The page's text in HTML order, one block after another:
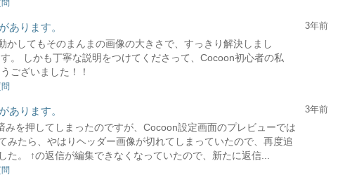
あります。
かしてもそのまんまの画像の大きさで、すっきり解決しまし
。 しかも丁寧な説明をつけてくださって、Cocoon初心者の私
ございました！！
3年前
あります。
を押してしまったのですが、Cocoon設定画面のプレビューでは
みたら、やはりヘッダー画像が切れてしまっていたので、再度追
た。 ↑の返信が編集できなくなっていたので、新たに返信...
3年前